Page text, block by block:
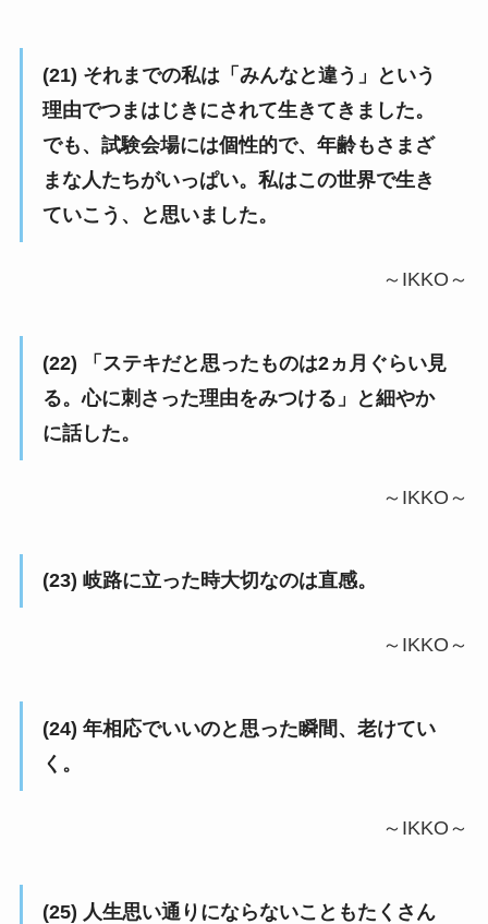
(21) それまでの私は「みんなと違う」という
理由でつまはじきにされて生きてきました。
でも、試験会場には個性的で、年齢もさまざ
まな人たちがいっぱい。私はこの世界で生き
ていこう、と思いました。
～IKKO～
(22) 「ステキだと思ったものは2ヵ月ぐらい見
る。心に刺さった理由をみつける」と細やか
に話した。
～IKKO～
(23) 岐路に立った時大切なのは直感。
～IKKO～
(24) 年相応でいいのと思った瞬間、老けてい
く。
～IKKO～
(25) 人生思い通りにならないこともたくさん